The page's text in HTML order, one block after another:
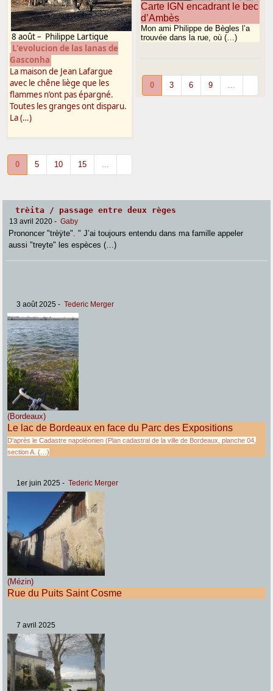
8 août– Philippe Lartigue
L'evolucion de las lanas de
Gasconha
La maison de Jean Lafargue
avec le chêne liège que les
flammes n’ont pas épargné.
Toutes les granges ont disparu.
La (…)
0 5 10 15 ...
Carte IGN encadrant le bec
d’Ambès
Mon ami Philippe de Bègles l’a
trouvée dans la rue, où (…)
0 3 6 9 ...
trèita / passage entre deux règes
13 avril 2020 - Gaby
Prononcer "trèÿte". " J’ai toujours entendu dans ma famille appeler
aussi "treyte" les espèces (…)
3 août 2025 - Tederic Merger
(Bordeaux)
Le lac de Bordeaux en face du Parc des Expositions
D'après le Cadastre napoléonien (Plan cadastral de la ville de Bordeaux, planche 04,
section A. (…)
1er juin 2025 - Tederic Merger
(Mézin)
Rue du Puits Saint Cosme
7 avril 2025